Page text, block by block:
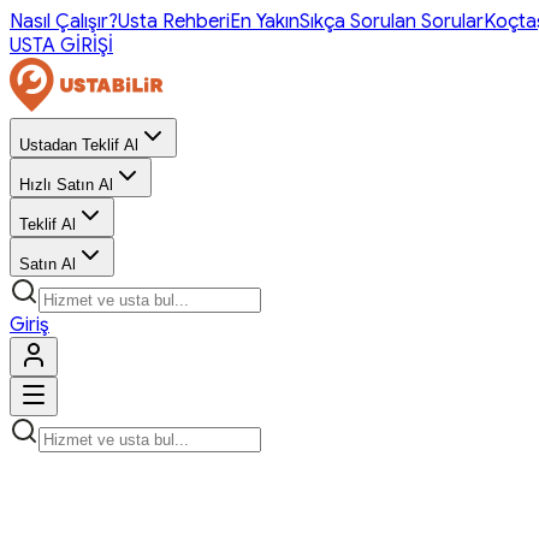
Nasıl Çalışır?Usta RehberiEn YakınSıkça Sorulan Sorular
USTA GİRİŞİ
Ustadan Teklif Al
Hızlı Satın Al
Teklif Al
Satın Al
Giriş